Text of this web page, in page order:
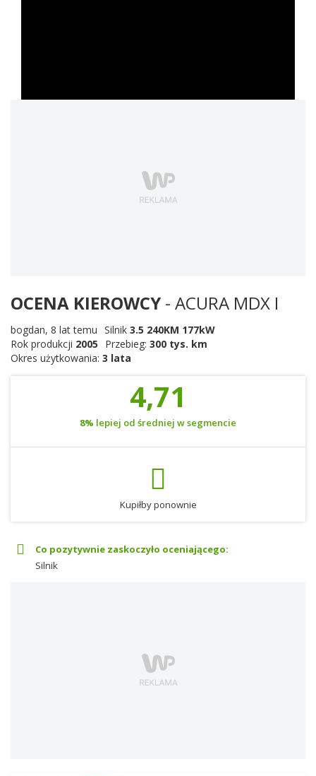
OCENA KIEROWCY - ACURA MDX I
bogdan, 8 lat temu Silnik 3.5 240KM 177kW
Rok produkcji 2005 Przebieg: 300 tys. km
Okres użytkowania: 3 lata
4,71
8% lepiej od średniej w segmencie
Kupiłby ponownie
Co pozytywnie zaskoczyło oceniającego:
Silnik